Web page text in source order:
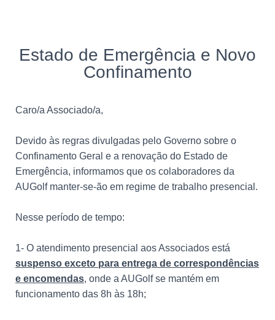
Estado de Emergência e Novo
Confinamento
Caro/a Associado/a,
Devido às regras divulgadas pelo Governo sobre o
Confinamento Geral e a renovação do Estado de
Emergência, informamos que os colaboradores da
AUGolf manter-se-ão em regime de trabalho presencial.
Nesse período de tempo:
1- O atendimento presencial aos Associados está
suspenso exceto para entrega de correspondências
e encomendas, onde a AUGolf se mantém em
funcionamento das 8h às 18h;